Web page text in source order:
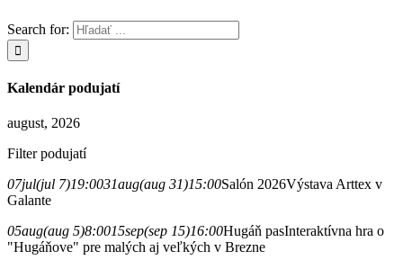
Search for:
Kalendár podujatí
august, 2026
Filter podujatí
07jul(jul 7)19:0031aug(aug 31)15:00Salón 2026Výstava Arttex v
Galante
05aug(aug 5)8:0015sep(sep 15)16:00Hugáň pasInteraktívna hra o
"Hugáňove" pre malých aj veľkých v Brezne